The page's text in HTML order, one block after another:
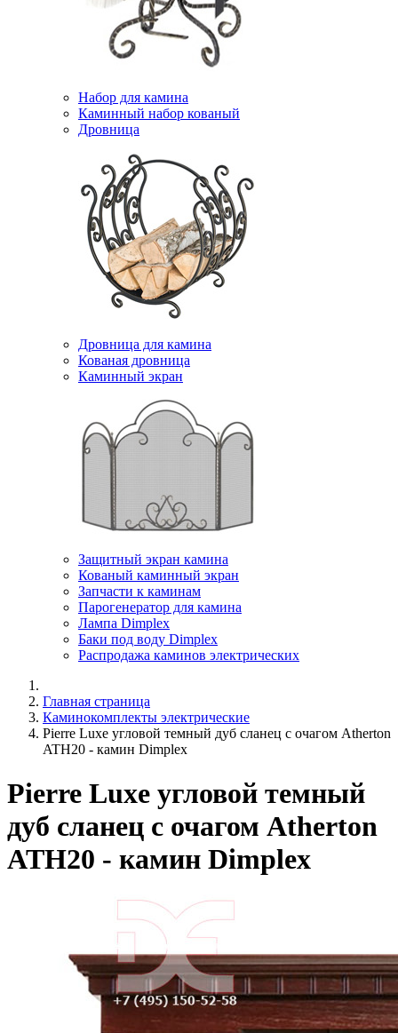
Набор для камина
Каминный набор кованый
Дровница
Дровница для камина
Кованая дровница
Каминный экран
Защитный экран камина
Кованый каминный экран
Запчасти к каминам
Парогенератор для камина
Лампа Dimplex
Баки под воду Dimplex
Распродажа каминов электрических
Главная страница
Каминокомплекты электрические
Pierre Luxe угловой темный дуб сланец с очагом Atherton
ATH20 - камин Dimplex
Pierre Luxe угловой темный
дуб сланец с очагом Atherton
ATH20 - камин Dimplex